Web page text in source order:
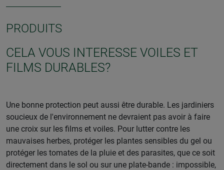
PRODUITS
CELA VOUS INTERESSE VOILES ET
FILMS DURABLES?
Une bonne protection peut aussi être durable. Les jardiniers
soucieux de l'environnement ne devraient pas avoir à faire
une croix sur les films et voiles. Pour lutter contre les
mauvaises herbes, protéger les plantes sensibles du gel ou
protéger les tomates de la pluie et des parasites, que ce soit
directement dans le sol ou sur une plate-bande : impossible,